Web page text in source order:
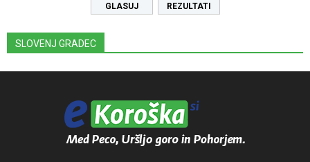
REZULTATI
SLOVENJ GRADEC